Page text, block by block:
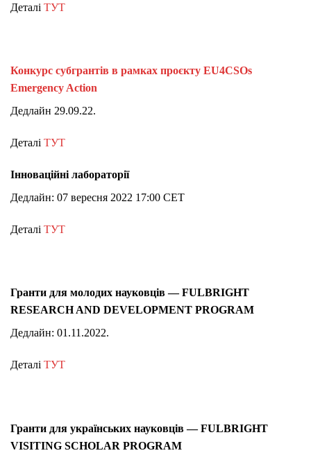
Деталі ТУТ
Конкурс субгрантів в рамках проєкту EU4CSOs
Emergency Action
Дедлайн 29.09.22.
Деталі ТУТ
Інноваційні лабораторії
Дедлайн: 07 вересня 2022 17:00 CET
Деталі ТУТ
Гранти для молодих науковців — FULBRIGHT
RESEARCH AND DEVELOPMENT PROGRAM
Дедлайн: 01.11.2022.
Деталі ТУТ
Гранти для українських науковців — FULBRIGHT
VISITING SCHOLAR PROGRAM